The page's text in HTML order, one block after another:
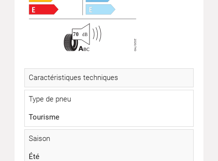
Caractéristiques techniques
Type de pneu
Tourisme
Saison
Été